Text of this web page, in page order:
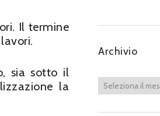
Il termine
sia sotto il
la
Archivio